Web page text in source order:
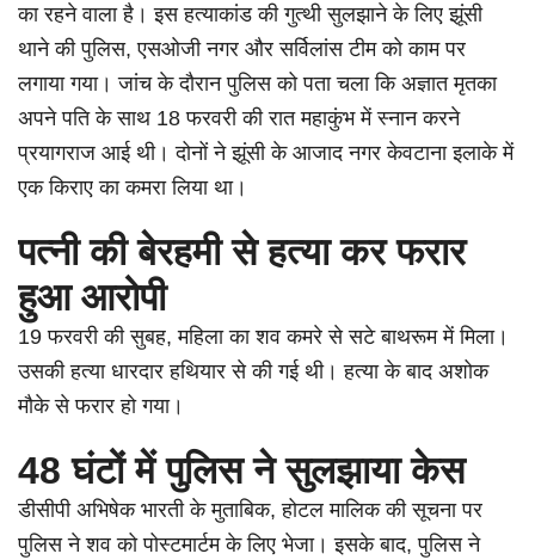
का रहने वाला है। इस हत्याकांड की गुत्थी सुलझाने के लिए झूंसी
थाने की पुलिस, एसओजी नगर और सर्विलांस टीम को काम पर
लगाया गया। जांच के दौरान पुलिस को पता चला कि अज्ञात मृतका
अपने पति के साथ 18 फरवरी की रात महाकुंभ में स्नान करने
प्रयागराज आई थी। दोनों ने झूंसी के आजाद नगर केवटाना इलाके में
एक किराए का कमरा लिया था।
पत्नी की बेरहमी से हत्या कर फरार
हुआ आरोपी
19 फरवरी की सुबह, महिला का शव कमरे से सटे बाथरूम में मिला।
उसकी हत्या धारदार हथियार से की गई थी। हत्या के बाद अशोक
मौके से फरार हो गया।
48 घंटों में पुलिस ने सुलझाया केस
डीसीपी अभिषेक भारती के मुताबिक, होटल मालिक की सूचना पर
पुलिस ने शव को पोस्टमार्टम के लिए भेजा। इसके बाद, पुलिस ने